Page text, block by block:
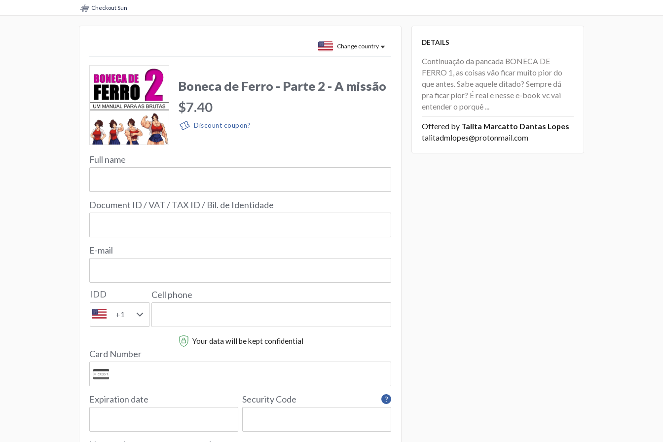
Checkout Sun
Change country
Boneca de Ferro - Parte 2 - A missão
$7.40
Discount coupon?
Full name
Document ID / VAT / TAX ID / Bil. de Identidade
E-mail
IDD
+1
Cell phone
Your data will be kept confidential
Card Number
Expiration date ?
Security Code
DETAILS
Continuação da pancada BONECA DE
FERRO 1, as coisas vão ficar muito pior do
que antes. Sabe aquele ditado? Sempre dá
pra ficar pior? É real e nesse e-book vc vai
entender o porquê ...
Offered by Talita Marcatto Dantas Lopes
talitadmlopes@protonmail.com